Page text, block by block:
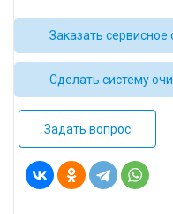
Заказать
Сделать систему
Задать вопрос